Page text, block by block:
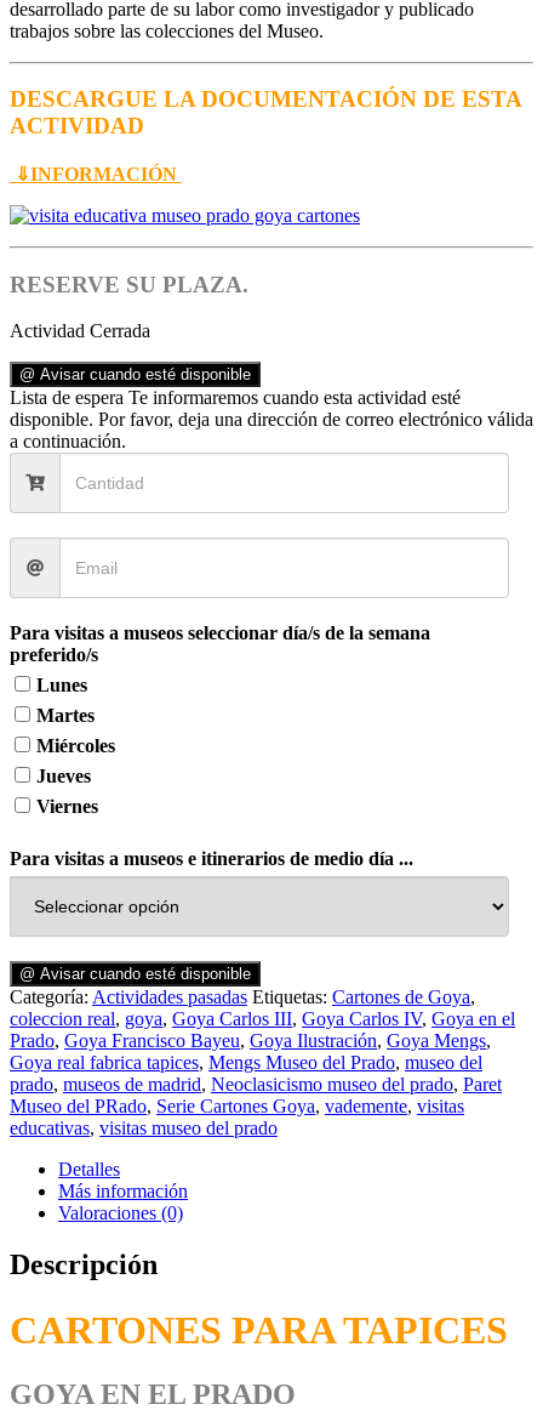
desarrollado parte de su labor como investigador y publicado
trabajos sobre las colecciones del Museo.
DESCARGUE LA DOCUMENTACIÓN DE ESTA
ACTIVIDAD
⇓INFORMACIÓN
RESERVE SU PLAZA.
Actividad Cerrada
@ Avisar cuando esté disponible
Lista de espera Te informaremos cuando esta actividad esté
disponible. Por favor, deja una dirección de correo electrónico válida
a continuación.
Para visitas a museos seleccionar día/s de la semana
preferido/s
Lunes
Martes
Miércoles
Jueves
Viernes
Para visitas a museos e itinerarios de medio día ...
@ Avisar cuando esté disponible
Categoría: Actividades pasadas Etiquetas: Cartones de Goya,
coleccion real, goya, Goya Carlos III, Goya Carlos IV, Goya en el
Prado, Goya Francisco Bayeu, Goya Ilustración, Goya Mengs,
Goya real fabrica tapices, Mengs Museo del Prado, museo del
prado, museos de madrid, Neoclasicismo museo del prado, Paret
Museo del PRado, Serie Cartones Goya, vademente, visitas
educativas, visitas museo del prado
Detalles
Más información
Valoraciones (0)
Descripción
CARTONES PARA TAPICES
GOYA EN EL PRADO